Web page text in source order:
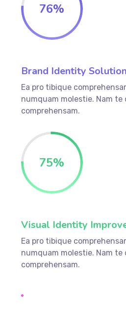
76%
Brand Identity
Ea pro tibique
numquam molestie. Nam te
comprehensam.
75%
Visual Identity
Ea pro tibique
numquam molestie. Nam te
comprehensam.